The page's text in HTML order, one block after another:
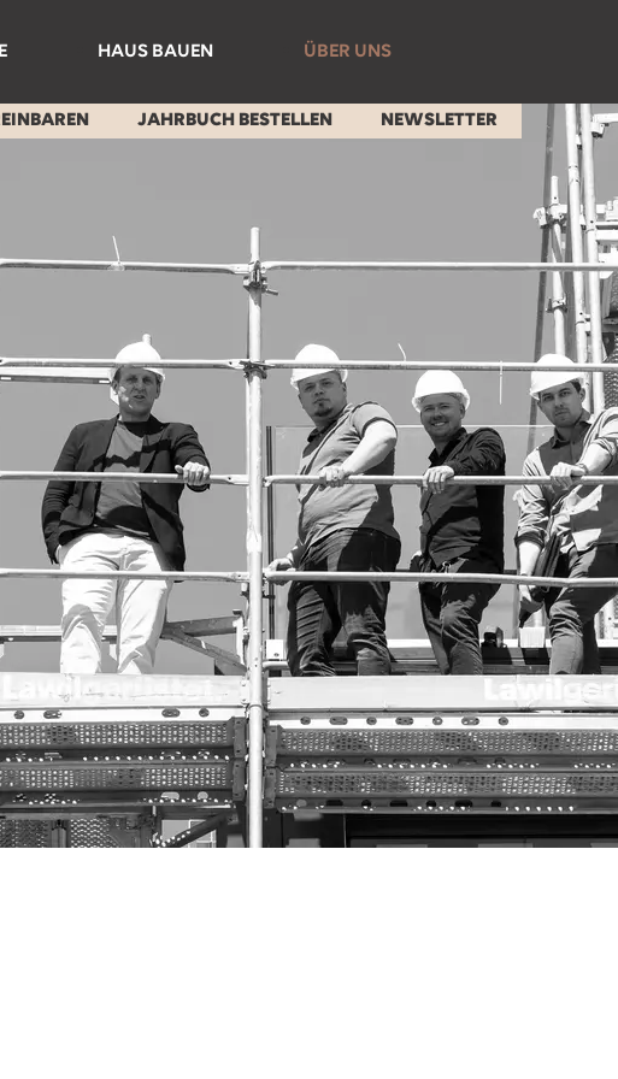
HAUS BAUEN
Prozess
NeubauPod
ÜBER UNS
Team
Kontakt Zürich
JAHRBUCH BESTELLEN NEWSLETTER